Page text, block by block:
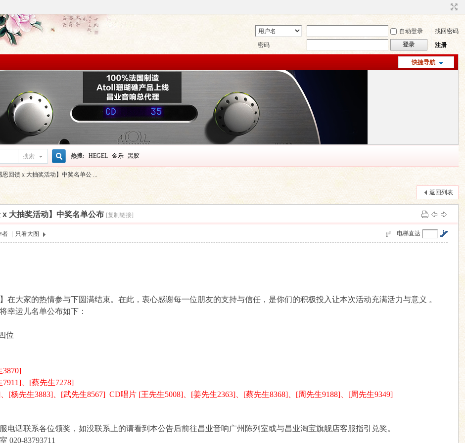
自动登录
找回密码
密码
登录 注册
快捷导航
搜索
搜
索
热搜: HEGEL 金乐 黑胶
恩回馈 x 大抽奖活动】中奖名单公 ...
返回列表
x 大抽奖活动】中奖名单公布 [复制链接]
电梯直达
1#
者 只看大图
在大家的热情参与下圆满结束。在此，衷心感谢每一位朋友的支持与信任，是你们的积极投入让本次活动充满活力与意义 。
幸运儿名单公布如下：
位
、[蔡先生7278]
[杨先生3883]、[武先生8567] CD唱片 [王先生5008]、[姜先生2363]、[蔡先生8368]、[周先生9188]、[周先生9349]
电话联系各位领奖，如没联系上的请看到本公告后前往昌业音响广州陈列室或与昌业淘宝旗舰店客服指引兑奖。
020-83793711